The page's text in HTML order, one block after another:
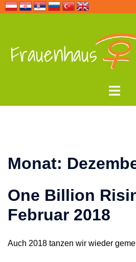
springen
Menü
Monat:
One Billion
Februar 2018
Auch 2018 tanzen wir wieder